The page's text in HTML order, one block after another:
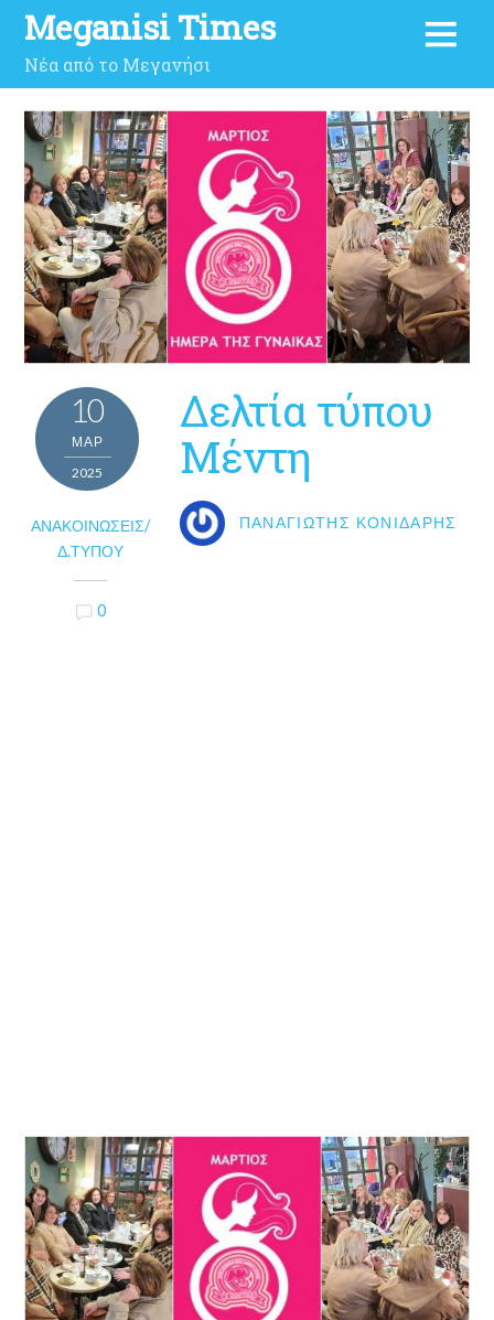
Meganisi Times
Νέα από το Μεγανήσι
10
ΜΑΡ
2025
ΑΝΑΚΟΙΝΏΣΕΙΣ/
Δ.ΤΎΠΟΥ
0
Δελτία τύπου
Μέντη
ΠΑΝΑΓΙΏΤΗΣ ΚΟΝΙΔΆΡΗΣ